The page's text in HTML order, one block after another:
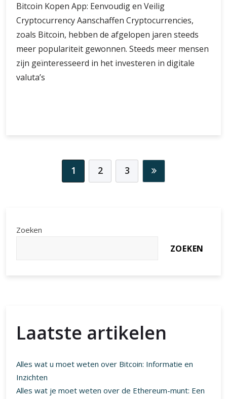
Bitcoin Kopen App: Eenvoudig en Veilig
Cryptocurrency Aanschaffen Cryptocurrencies,
zoals Bitcoin, hebben de afgelopen jaren steeds
meer populariteit gewonnen. Steeds meer mensen
zijn geïnteresseerd in het investeren in digitale
valuta’s
Handige
Bitcoin
1 2 3
Zoeken
ZOEKEN
Laatste artikelen
Alles wat u moet weten over Bitcoin: Informatie en
Inzichten
Alles wat je moet weten over de Ethereum-munt: Een